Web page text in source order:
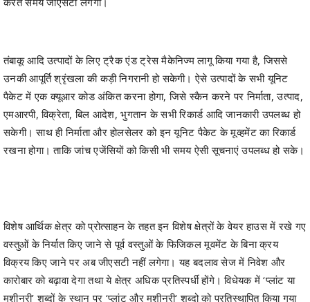
पैकेट में एक क्यूआर कोड अंकित करना होगा, जिसे स्कैन करने पर निर्माता, उत्पाद,
एमआरपी, विक्रेता, बिल आदेश, भुगतान के सभी रिकार्ड आदि जानकारी उपलब्ध हो
सकेगी। साथ ही निर्माता और होलसेलर को इन यूनिट पैकेट के मूव्हमेंट का रिकार्ड
रखना होगा। ताकि जांच एजेंसियों को किसी भी समय ऐसी सूचनाएं उपलब्ध हो सके।
विक्रय किए जाने पर अब जीएसटी नहीं लगेगा। यह बदलाव सेज में निवेश और
कारोबार को बढ़ावा देगा तथा ये क्षेत्र अधिक प्रतिस्पर्धी होंगे। विधेयक में ‘प्लांट या
मशीनरी’ शब्दों के स्थान पर ‘प्लांट और मशीनरी‘ शब्दो को प्रतिस्थापित किया गया
है। प्लांट शब्द में ‘भवन‘ सम्मिलित नहीं होगा एवं इस पर इनपुट क्रेडिट की पात्रता
नहीं होगी। डिजिटल मुहर, डिजिटल चिन्ह या किसी प्रकार का अन्य चिन्हांकन